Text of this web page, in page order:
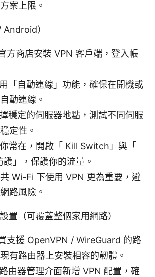
案上限。
）
方商店安裝 VPN 客戶端，登入帳
「自動連線」功能，確保在開機或
動連線。
穩定的伺服器地點，測試不同伺服
定性。
常在，開啟「 Kill Switch」與「
護」，保護你的流量。
Wi-Fi 下使用 VPN 更為重要，避
路風險。
置（可覆蓋整個家用網路）
支援 OpenVPN / WireGuard 的路
有路由器上安裝相容的韌體。
由器管理介面新增 VPN 配置，確